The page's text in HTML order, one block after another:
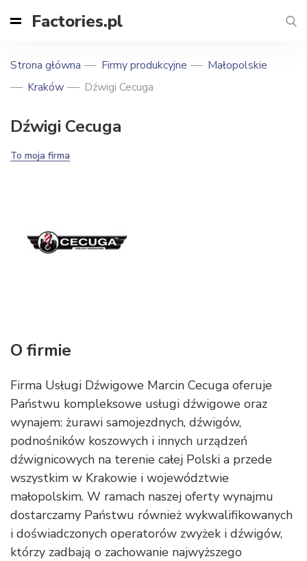
Factories.pl
Strona główna Firmy produkcyjne
Małopolskie
Kraków
Dźwigi Cecuga
Dźwigi Cecuga
To moja firma
O firmie
Firma Usługi Dźwigowe Marcin Cecuga oferuje
Państwu kompleksowe usługi dźwigowe oraz
wynajem: żurawi samojezdnych, dźwigów,
podnośników koszowych i innych urządzeń
dźwignicowych na terenie całej Polski a przede
wszystkim w Krakowie i województwie
małopolskim. W ramach naszej oferty wynajmu
dostarczamy Państwu również wykwalifikowanych
i doświadczonych operatorów zwyżek i dźwigów,
którzy zadbają o zachowanie najwyższego